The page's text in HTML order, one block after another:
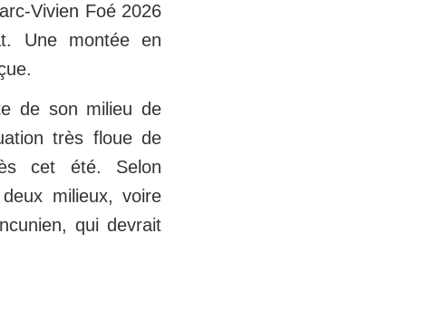
Vivien Foé 2026
Une montée en
de son milieu de
très floue de
cet été. Selon
milieux, voire
qui devrait